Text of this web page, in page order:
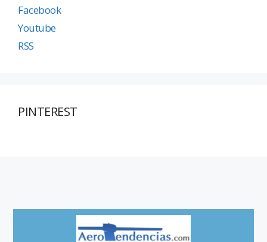
Facebook
Youtube
RSS
PINTEREST